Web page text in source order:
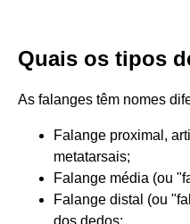
Quais os tipos
As falanges têm nomes
Falange proximal,
metatarsais;
Falange média (ou
Falange distal (ou
dos dedos;